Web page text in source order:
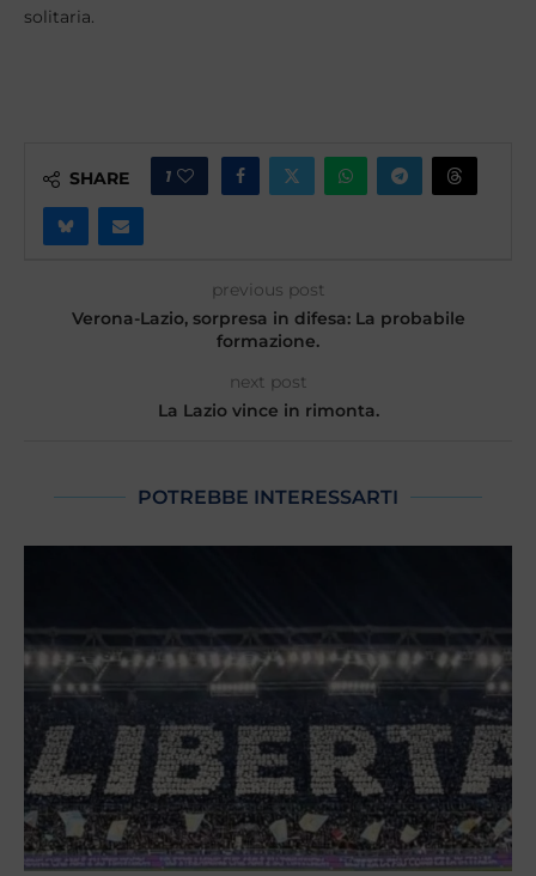
solitaria.
SHARE 1
previous post
Verona-Lazio, sorpresa in difesa: La probabile
formazione.
next post
La Lazio vince in rimonta.
POTREBBE INTERESSARTI